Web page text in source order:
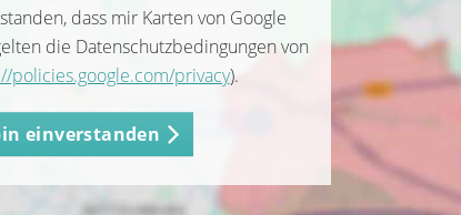
dass mir Karten von Google
die Datenschutzbedingungen von
policies.google.com/privacy).
einverstanden